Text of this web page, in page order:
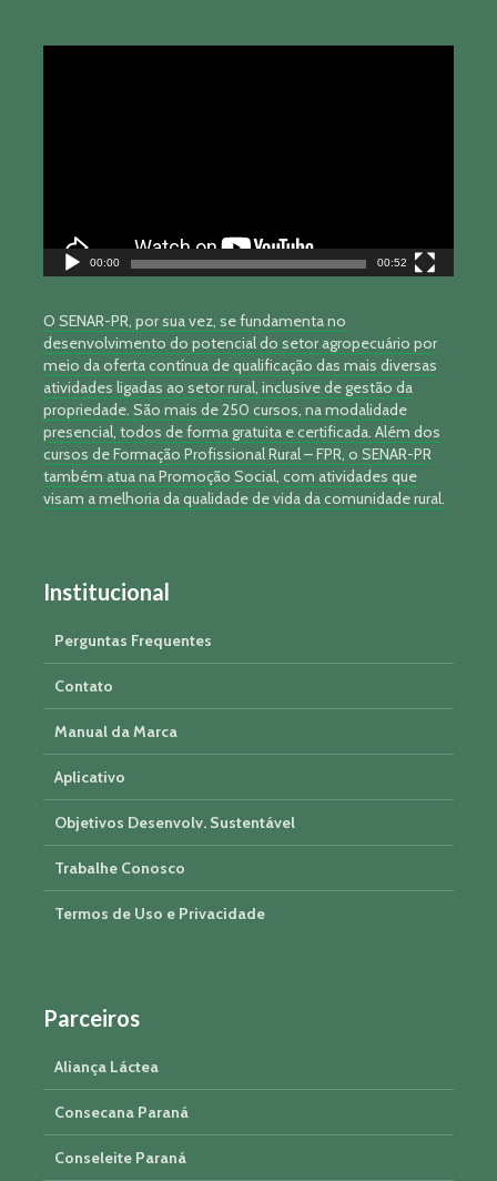
00:00 00:52
O SENAR-PR, por sua vez, se fundamenta no
desenvolvimento do potencial do setor agropecuário por
meio da oferta contínua de qualificação das mais diversas
atividades ligadas ao setor rural, inclusive de gestão da
propriedade. São mais de 250 cursos, na modalidade
presencial, todos de forma gratuita e certificada. Além dos
cursos de Formação Profissional Rural – FPR, o SENAR-PR
também atua na Promoção Social, com atividades que
visam a melhoria da qualidade de vida da comunidade rural.
Institucional
Perguntas Frequentes
Contato
Manual da Marca
Aplicativo
Objetivos Desenvolv. Sustentável
Trabalhe Conosco
Termos de Uso e Privacidade
Parceiros
Aliança Láctea
Consecana Paraná
Conseleite Paraná